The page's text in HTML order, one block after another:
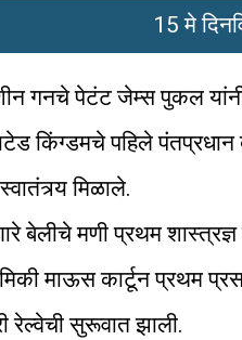
15 मे
गनचे पेटंट जेम्स पुकल
किंग्डमचे पहिले
मिळाले.
बेलीचे मणी प्रथम शास्त्रज्ञ
माऊस कार्टून प्रथम
रेल्वेची सुरूवात झाली.